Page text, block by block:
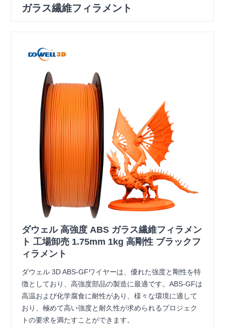
ガラス繊維フィラメント
ダウェル 高強度 ABS ガラス繊維フィラメン
ト 工場卸売 1.75mm 1kg 高剛性 ブラックフ
ィラメント
ダウェル 3D ABS-GFワイヤーは、優れた強度と剛性を特
徴としており、高強度部品の製造に最適です。ABS-GFは
高温および化学腐食に耐性があり、様々な環境に適して
おり、極めて高い強度と耐久性が求められるプロジェク
トの要求を満たすことができます。